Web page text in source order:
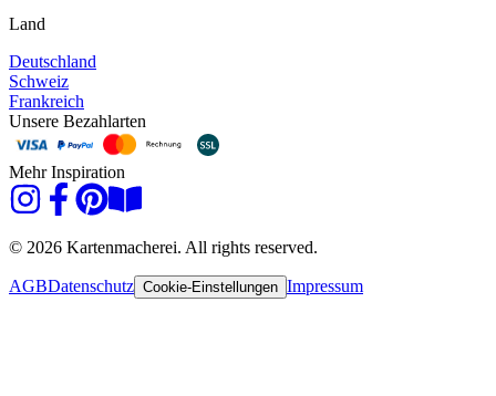
Land
Deutschland
Schweiz
Frankreich
Unsere Bezahlarten
Mehr Inspiration
© 2026 Kartenmacherei. All rights reserved.
AGBDatenschutz Cookie-Einstellungen Impressum